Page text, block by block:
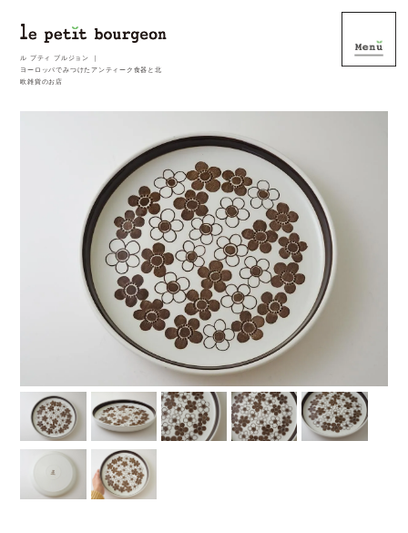
ル プティ ブルジョン ｜
ヨーロッパでみつけたアンティーク食器と北
欧雑貨のお店